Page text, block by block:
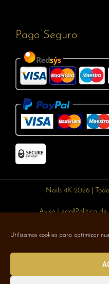
Utilizamos cookies para optimizar
Pago Seguro
Nails 4K 2026 |
Aviso LegalPolítica